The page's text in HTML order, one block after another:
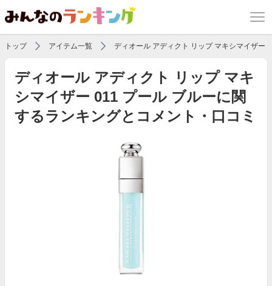
トップ アイテム一覧 ディオール アディクト リップ マキシマイザー
ディオール アディクト リップ マキ
シマイザー 011 プール ブルーに関
するランキングとコメント・口コミ